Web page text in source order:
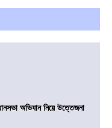
অভিযান নিয়ে উত্তেজনা